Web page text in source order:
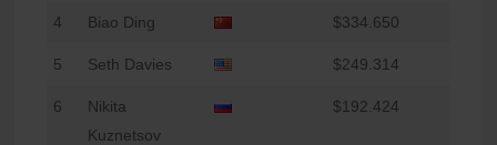
4 Biao Ding $334.650
5 Seth Davies $249.314
6
Nikita
Kuznetsov
$192.424